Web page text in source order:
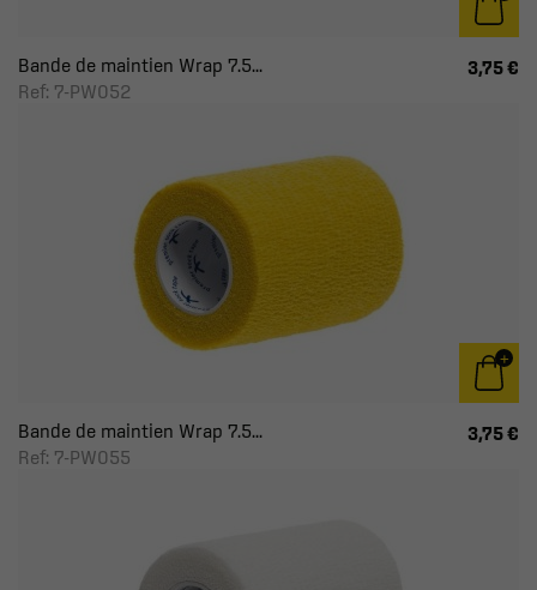
Bande de maintien Wrap 7.5...
Ref: 7-PW052
3,75 €
Bande de maintien Wrap 7.5...
Ref: 7-PW055
3,75 €